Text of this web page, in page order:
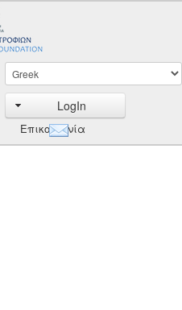
LogIn
Επικοινωνία